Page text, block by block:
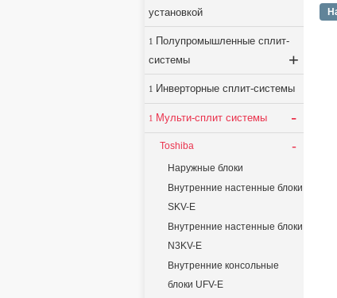
установкой
Полупромышленные сплит-
системы
+
Инверторные сплит-системы
Мульти-сплит системы -
Toshiba -
Наружные блоки
Внутренние настенные блоки
SKV-E
Внутренние настенные блоки
N3KV-E
Внутренние консольные
блоки UFV-E